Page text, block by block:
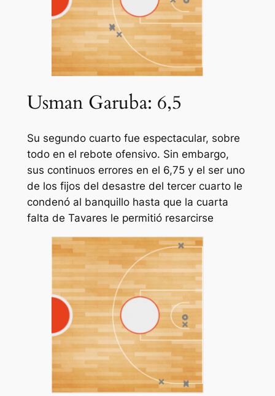
Usman Garuba: 6,5
Su segundo cuarto fue espectacular, sobre
todo en el rebote ofensivo. Sin embargo,
sus continuos errores en el 6,75 y el ser uno
de los fijos del desastre del tercer cuarto le
condenó al banquillo hasta que la cuarta
falta de Tavares le permitió resarcirse